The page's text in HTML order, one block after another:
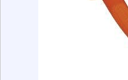
conectar cabos e fios,
escolha certa. Eles
duráveis, o que os torna